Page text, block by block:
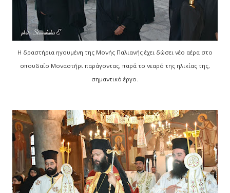
Η δραστήρια ηγουμένη της Μονής Παλιανής έχει δώσει νέο αέρα στο
σπουδαίο Μοναστήρι παράγοντας, παρά το νεαρό της ηλικίας της,
σημαντικό έργο.